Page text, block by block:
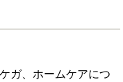
ガ、ホームケアにつ